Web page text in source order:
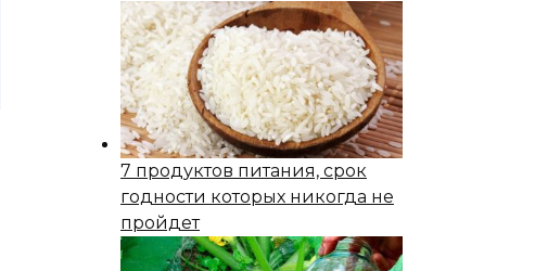
7 продуктов питания, срок
годности которых никогда не
пройдет